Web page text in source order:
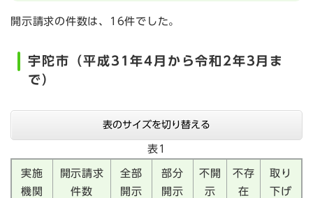
開示請求の件数は、16件でした。
宇陀市（平成31年4月から令和2年3月ま
で）
表のサイズを切り替える
表1
実施
機関
開示請求
件数
全部
開示
部分
開示
不開
示
不存
在
取り
下げ